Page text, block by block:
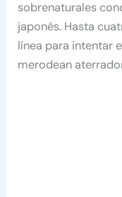
sobrenaturales
japonés. Hasta
línea para intentar
merodean